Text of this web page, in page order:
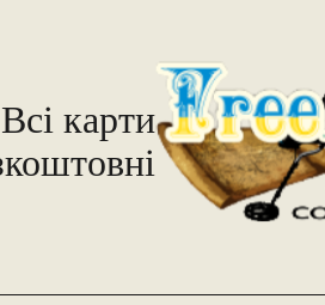
Всі карти